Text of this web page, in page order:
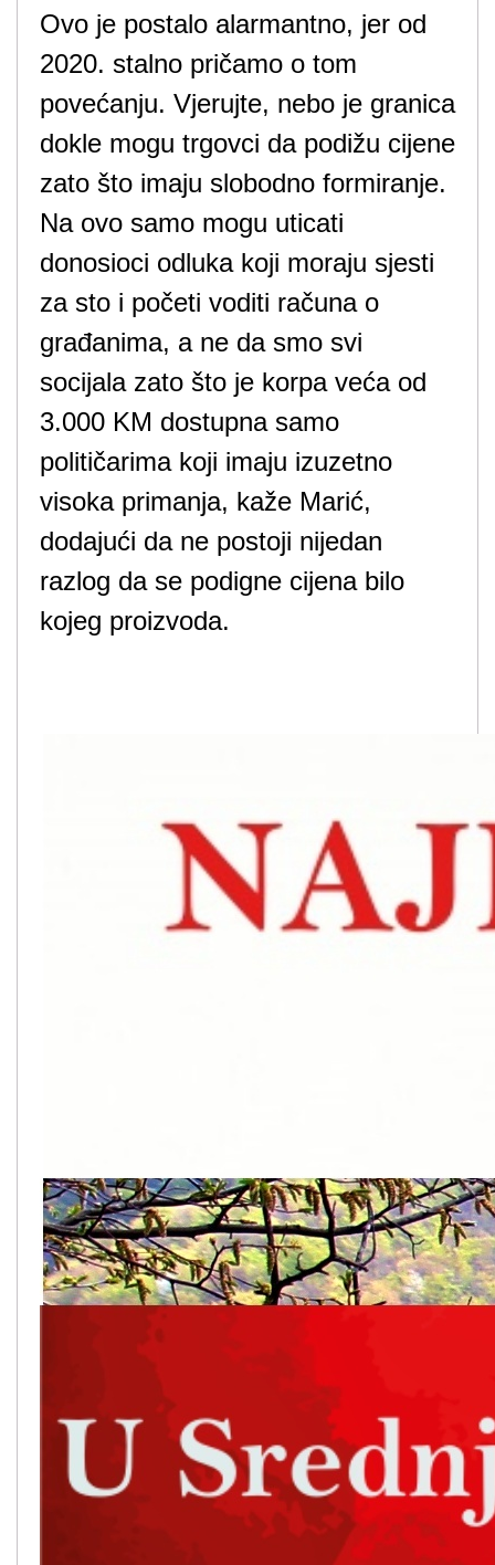
Ovo je postalo alarmantno, jer od
2020. stalno pričamo o tom
povećanju. Vjerujte, nebo je granica
dokle mogu trgovci da podižu cijene
zato što imaju slobodno formiranje.
Na ovo samo mogu uticati
donosioci odluka koji moraju sjesti
za sto i početi voditi računa o
građanima, a ne da smo svi
socijala zato što je korpa veća od
3.000 KM dostupna samo
političarima koji imaju izuzetno
visoka primanja, kaže Marić,
dodajući da ne postoji nijedan
razlog da se podigne cijena bilo
kojeg proizvoda.